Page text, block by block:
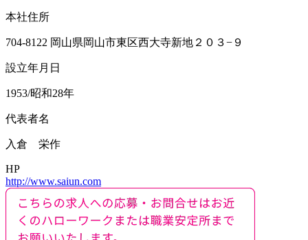
本社住所
704-8122 岡山県岡山市東区西大寺新地２０３−９
設立年月日
1953/昭和28年
代表者名
入倉 栄作
HP
http://www.saiun.com